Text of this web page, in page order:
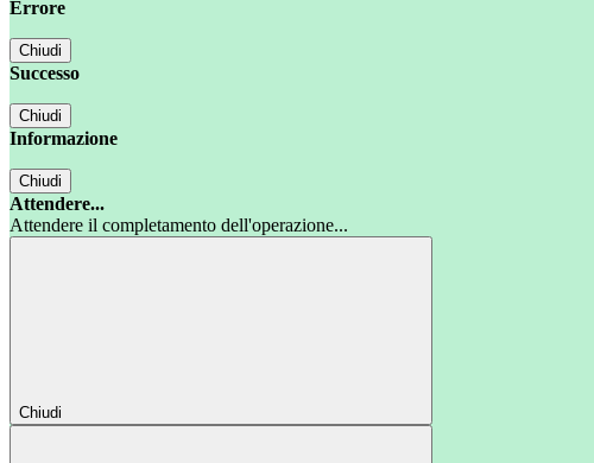
Errore
Chiudi
Successo
Chiudi
Informazione
Chiudi
Attendere...
Attendere il completamento dell'operazione...
Chiudi